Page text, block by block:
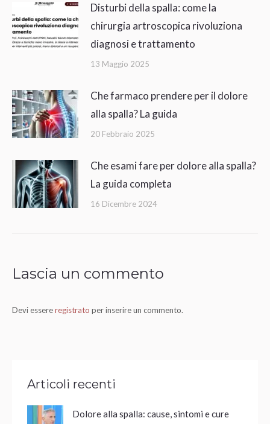
Disturbi della spalla: come la
chirurgia artroscopica rivoluziona
diagnosi e trattamento
13 Maggio 2025
Che farmaco prendere per il dolore
alla spalla? La guida
20 Febbraio 2025
Che esami fare per dolore alla spalla?
La guida completa
16 Dicembre 2024
Lascia un commento
Devi essereregistrato per inserire un commento.
Articoli recenti
Dolore alla spalla: cause, sintomi e cure